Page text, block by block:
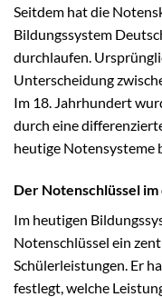
Seitdem hat die
Bildungssystem
durchlaufen.
Unterscheidung
Im 18. Jahrhundert
durch eine
heutige Notensysteme
Der Notenschlüssel
Im heutigen
Notenschlüssel ein
Schülerleistungen. Er
festlegt, welche